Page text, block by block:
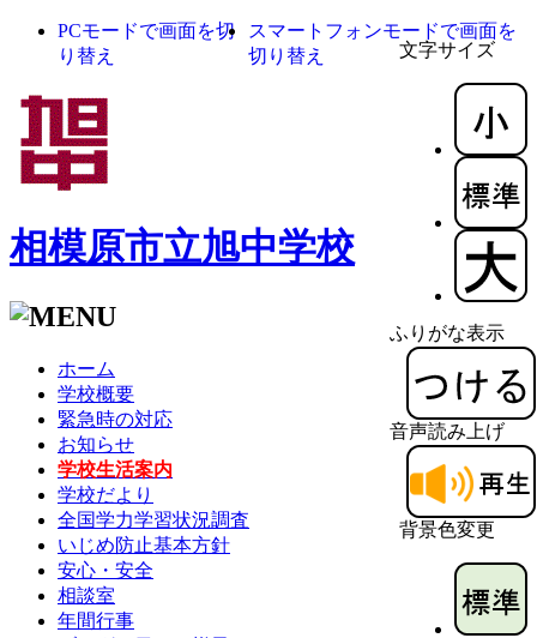
文字サイズ
ふりがな表示
音声読み上げ
背景色変更
PCモードで画面を切
り替え
スマートフォンモードで画面を
切り替え
相模原市立旭中学校
ホーム
学校概要
緊急時の対応
お知らせ
学校生活案内
学校だより
全国学力学習状況調査
いじめ防止基本方針
安心・安全
相談室
年間行事